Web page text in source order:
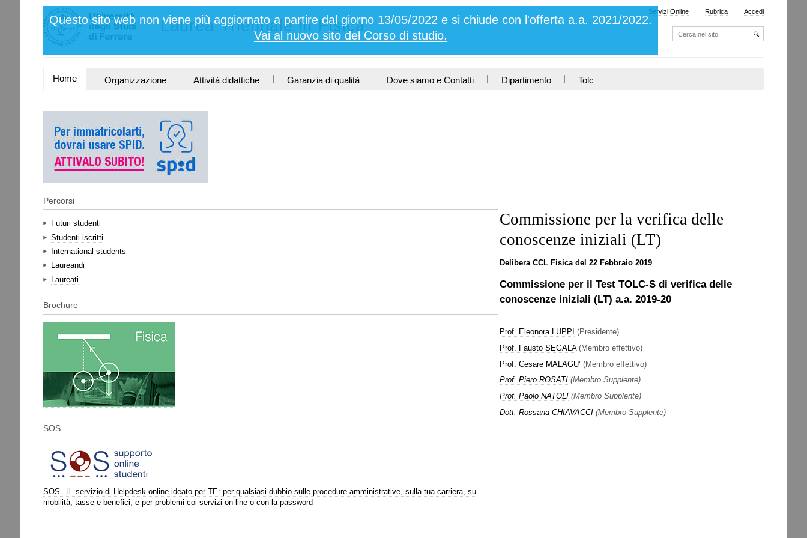
contenuti.
Salta
navigazione
Strumenti
personali
Questo sito web non viene più aggiornato a partire dal giorno 13/05/2022 e si chiude con l'offerta a.a. 2021/2022.
Vai al nuovo sito del Corso di studio.
Laurea Triennale in Fisica
Servizi Online Rubrica Accedi
Cerca nel sito
SEZIONI
Home Organizzazione Attività didattiche Garanzia di qualità Dove siamo e Contatti Dipartimento Tolc
Percorsi
Futuri studenti
Studenti iscritti
International students
Laureandi
Laureati
Brochure
SOS
SOS - il servizio di Helpdesk online ideato per TE: per qualsiasi dubbio sulle procedure amministrative, sulla tua carriera, su
mobilità, tasse e benefici, e per problemi coi servizi on-line o con la password
Commissione per la verifica delle
conoscenze iniziali (LT)
Delibera CCL Fisica del 22 Febbraio 2019
Commissione per il Test TOLC-S di verifica delle
conoscenze iniziali (LT) a.a. 2019-20
Prof. Eleonora LUPPI (Presidente)
Prof. Fausto SEGALA(Membro effettivo)
Prof. Cesare MALAGU’ (Membro effettivo)
Prof. Piero ROSATI (Membro Supplente)
Prof. Paolo NATOLI (Membro Supplente)
Dott. Rossana CHIAVACCI (Membro Supplente)